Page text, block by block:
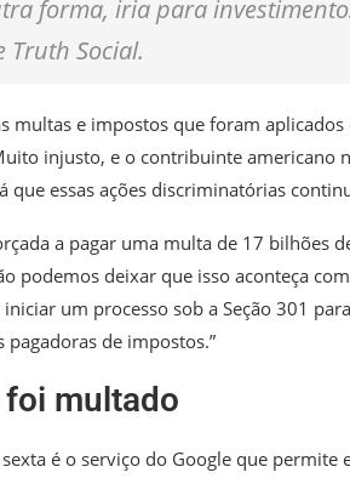
forma, iria para
Truth Social.
multas e impostos que foram
injusto, e o contribuinte americano
essas ações discriminatórias
a pagar uma multa de 17 bilhões
podemos deixar que isso aconteça
um processo sob a Seção 301
pagadoras de impostos.”
foi multado
é o serviço do Google que